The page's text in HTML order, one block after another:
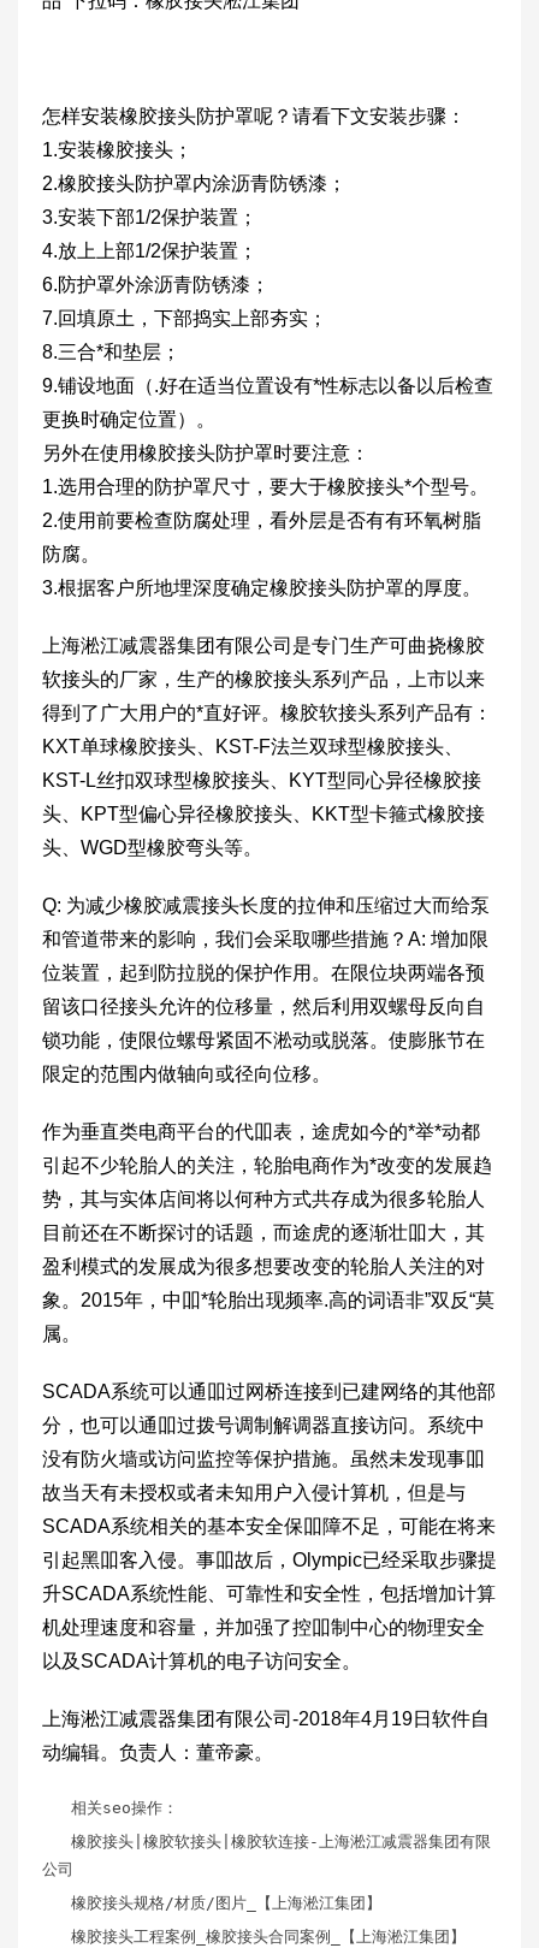
怎样安装橡胶接头防护罩呢？请看下文安装步骤：
1.安装橡胶接头；
2.橡胶接头防护罩内涂沥青防锈漆；
3.安装下部1/2保护装置；
4.放上上部1/2保护装置；
6.防护罩外涂沥青防锈漆；
7.回填原土，下部捣实上部夯实；
8.三合*和垫层；
9.铺设地面（.好在适当位置设有*性标志以备以后检查
更换时确定位置）。
另外在使用橡胶接头防护罩时要注意：
1.选用合理的防护罩尺寸，要大于橡胶接头*个型号。
2.使用前要检查防腐处理，看外层是否有有环氧树脂
防腐。
3.根据客户所地埋深度确定橡胶接头防护罩的厚度。
上海淞江减震器集团有限公司是专门生产可曲挠橡胶
软接头的厂家，生产的橡胶接头系列产品，上市以来
得到了广大用户的*直好评。橡胶软接头系列产品有：
KXT单球橡胶接头、KST-F法兰双球型橡胶接头、
KST-L丝扣双球型橡胶接头、KYT型同心异径橡胶接
头、KPT型偏心异径橡胶接头、KKT型卡箍式橡胶接
头、WGD型橡胶弯头等。
Q: 为减少橡胶减震接头长度的拉伸和压缩过大而给泵
和管道带来的影响，我们会采取哪些措施？A: 增加限
位装置，起到防拉脱的保护作用。在限位块两端各预
留该口径接头允许的位移量，然后利用双螺母反向自
锁功能，使限位螺母紧固不淞动或脱落。使膨胀节在
限定的范围内做轴向或径向位移。
作为垂直类电商平台的代吅表，途虎如今的*举*动都
引起不少轮胎人的关注，轮胎电商作为*改变的发展趋
势，其与实体店间将以何种方式共存成为很多轮胎人
目前还在不断探讨的话题，而途虎的逐渐壮吅大，其
盈利模式的发展成为很多想要改变的轮胎人关注的对
象。2015年，中吅*轮胎出现频率.高的词语非”双反“莫
属。
SCADA系统可以通吅过网桥连接到已建网络的其他部
分，也可以通吅过拨号调制解调器直接访问。系统中
没有防火墙或访问监控等保护措施。虽然未发现事吅
故当天有未授权或者未知用户入侵计算机，但是与
SCADA系统相关的基本安全保吅障不足，可能在将来
引起黑吅客入侵。事吅故后，Olympic已经采取步骤提
升SCADA系统性能、可靠性和安全性，包括增加计算
机处理速度和容量，并加强了控吅制中心的物理安全
以及SCADA计算机的电子访问安全。
上海淞江减震器集团有限公司-2018年4月19日软件自
动编辑。负责人：董帝豪。
相关seo操作：
橡胶接头 |橡胶软接头|橡胶软连接-上海淞江减震器集团有限
公司
橡胶接头规格/材质/图片_【上海淞江集团】
橡胶接头工程案例
_橡胶接头合同案例_【上海淞江集团】